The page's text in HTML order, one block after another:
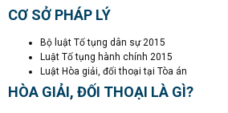
CƠ SỞ PHÁP LÝ
Bộ luật Tố tụng dân sự 2015
Luật Tố tụng hành chính 2015
Luật Hòa giải, đối thoại tại Tòa án
HÒA GIẢI, ĐỐI THOẠI LÀ GÌ?